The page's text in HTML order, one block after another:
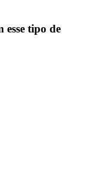
esse tipo de